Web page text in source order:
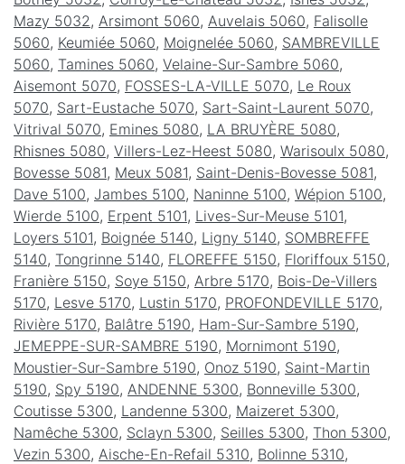
Mazy 5032 , Arsimont 5060, Auvelais 5060, Falisolle
5060, Keumiée 5060, Moignelée 5060, SAMBREVILLE
5060, Tamines 5060, Velaine-Sur-Sambre 5060,
Aisemont 5070, FOSSES-LA-VILLE 5070, Le Roux
5070, Sart-Eustache 5070, Sart-Saint-Laurent 5070,
Vitrival 5070, Emines 5080, LA BRUYÈRE 5080,
Rhisnes 5080, Villers-Lez-Heest 5080, Warisoulx 5080,
Bovesse 5081, Meux 5081, Saint-Denis-Bovesse 5081,
Dave 5100, Jambes 5100, Naninne 5100, Wépion 5100,
Wierde 5100, Erpent 5101, Lives-Sur-Meuse 5101,
Loyers 5101, Boignée 5140, Ligny 5140, SOMBREFFE
5140, Tongrinne 5140, FLOREFFE 5150, Floriffoux 5150,
Franière 5150, Soye 5150, Arbre 5170, Bois-De-Villers
5170, Lesve 5170, Lustin 5170, PROFONDEVILLE 5170,
Rivière 5170, Balâtre 5190, Ham-Sur-Sambre 5190,
JEMEPPE-SUR-SAMBRE 5190, Mornimont 5190,
Moustier-Sur-Sambre 5190, Onoz 5190, Saint-Martin
5190, Spy 5190, ANDENNE 5300, Bonneville 5300,
Coutisse 5300, Landenne 5300, Maizeret 5300,
Namêche 5300, Sclayn 5300, Seilles 5300, Thon 5300,
Vezin 5300, Aische-En-Refail 5310, Bolinne 5310,